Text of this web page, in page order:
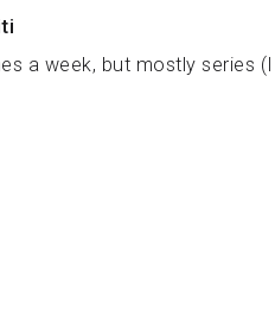
a week, but mostly series (I